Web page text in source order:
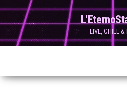
Skip
to
content
LIVE, CHILL &